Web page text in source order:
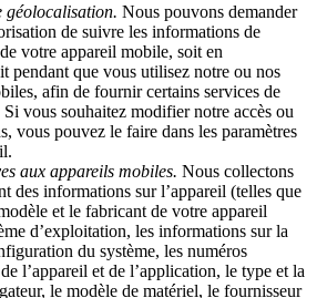
géolocalisation. Nous pouvons demander
de suivre les informations de
votre appareil mobile, soit en
pendant que vous utilisez notre ou nos
afin de fournir certains services de
vous souhaitez modifier notre accès ou
vous pouvez le faire dans les paramètres
aux appareils mobiles. Nous collectons
des informations sur l’appareil (telles que
et le fabricant de votre appareil
d’exploitation, les informations sur la
du système, les numéros
l’appareil et de l’application, le type et la
le modèle de matériel, le fournisseur